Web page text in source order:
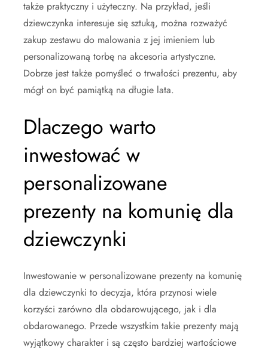
także praktyczny i użyteczny. Na przykład, jeśli
dziewczynka interesuje się sztuką, można rozważyć
zakup zestawu do malowania z jej imieniem lub
personalizowaną torbę na akcesoria artystyczne.
Dobrze jest także pomyśleć o trwałości prezentu, aby
mógł on być pamiątką na długie lata.
Dlaczego warto
inwestować w
personalizowane
prezenty na komunię dla
dziewczynki
Inwestowanie w personalizowane prezenty na komunię
dla dziewczynki to decyzja, która przynosi wiele
korzyści zarówno dla obdarowującego, jak i dla
obdarowanego. Przede wszystkim takie prezenty mają
wyjątkowy charakter i są często bardziej wartościowe